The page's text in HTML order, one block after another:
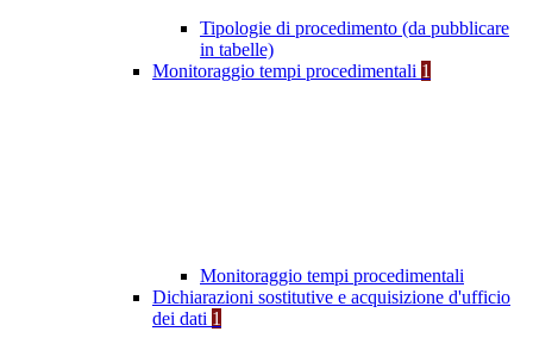
Tipologie di procedimento (da pubblicare
in tabelle)
Monitoraggio tempi procedimentali 1
Monitoraggio tempi procedimentali
Dichiarazioni sostitutive e acquisizione d'ufficio
dei dati 1